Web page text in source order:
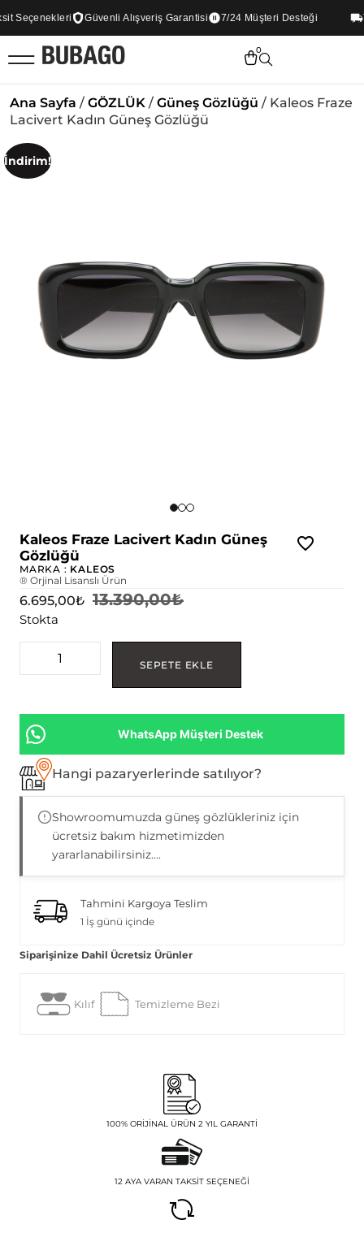
Seçenekleri Güvenli Alışveriş Garantisi 7/24 Müşteri Desteği
0
Ana Sayfa / GÖZLÜK / Güneş Gözlüğü / Kaleos Fraze
Lacivert Kadın Güneş Gözlüğü
İndirim!
Kaleos Fraze Lacivert Kadın Güneş
Gözlüğü
MARKA : KALEOS
® Orjinal Lisanslı Ürün
13.390,00₺
6.695,00₺
Stokta
SEPETE EKLE
WhatsApp Müşteri Destek
Hangi pazaryerlerinde satılıyor?
Showroomumuzda güneş gözlükleriniz için
ücretsiz bakım hizmetimizden
yararlanabilirsiniz....
Tahmini Kargoya Teslim
1 İş günü içinde
Siparişinize Dahil Ücretsiz Ürünler
Kılıf Temizleme Bezi
100% ORIJINAL ÜRÜN 2 YIL GARANTI
12 AYA VARAN TAKSIT SEÇENEĞI